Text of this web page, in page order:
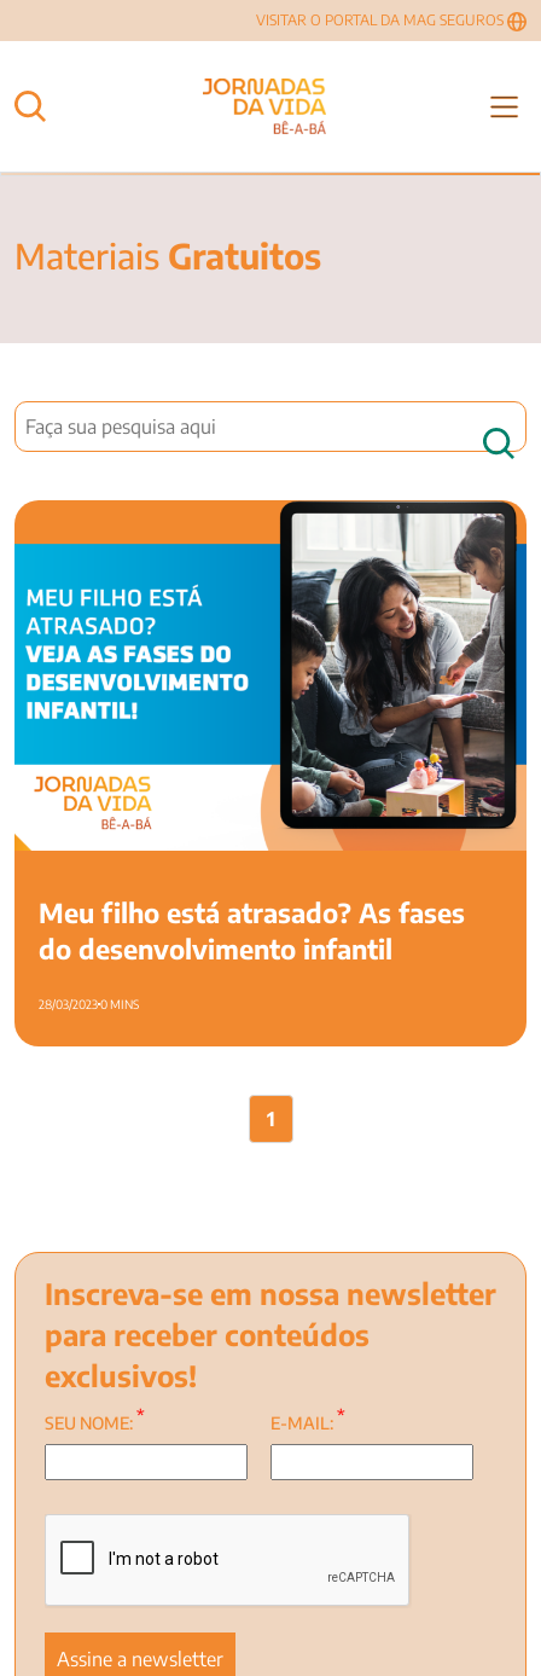
VISITAR O PORTAL DA MAG SEGUROS
Materiais Gratuitos
Meu filho está atrasado? As fases do desenvolvimento
infantil
Meu filho está atrasado? As fases
do desenvolvimento infantil
28/03/20230 MINS
1
Inscreva-se em nossa newsletter
para receber conteúdos
exclusivos!
SEU NOME:* E-MAIL:*